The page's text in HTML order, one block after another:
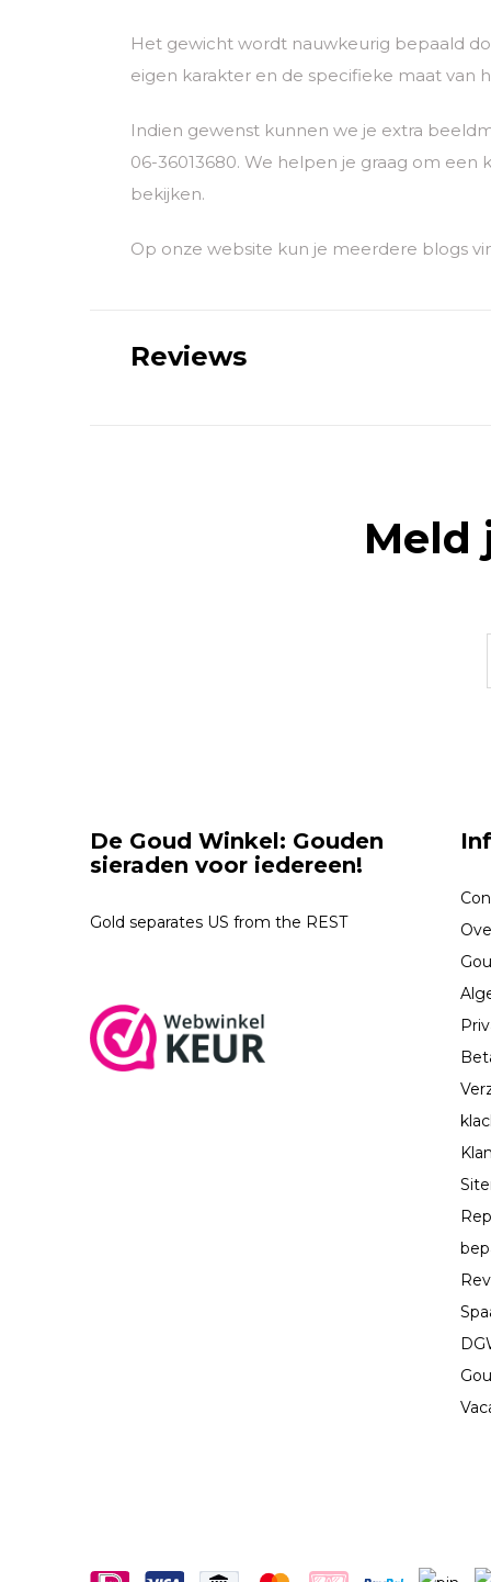
Het gewicht wordt nauwkeurig bepaald
eigen karakter en de specifieke maat van
Indien gewenst kunnen we je extra
06-36013680. We helpen je graag om
bekijken.
Op onze website kun je meerdere blogs
Reviews
Meld
De Goud Winkel: Gouden
sieraden voor iedereen!
Gold separates US from the REST